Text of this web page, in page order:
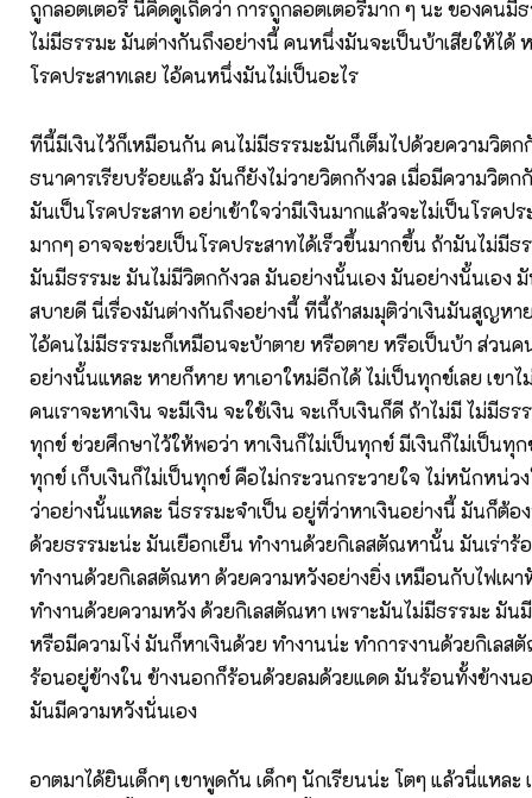
ถูกลอตเตอรี่ นี่คิดดูเถิดว่า การถูกลอตเตอรี่มาก ๆ นะ ของคนมี
ไม่มีธรรมะ มันต่างกันถึงอย่างนี้ คนหนึ่งมันจะเป็นบ้าเสียให้ได้
โรคประสาทเลย ไอ้คนหนึ่งมันไม่เป็นอะไร
ทีนี้มีเงินไว้ก็เหมือนกัน คนไม่มีธรรมะมันก็เต็มไปด้วยความวิตก
ธนาคารเรียบร้อยแล้ว มันก็ยังไม่วายวิตกกังวล เมื่อมีความวิตก
มันเป็นโรคประสาท อย่าเข้าใจว่ามีเงินมากแล้วจะไม่เป็นโรคปร
มากๆ อาจจะช่วยเป็นโรคประสาทได้เร็วขึ้นมากขึ้น ถ้ามันไม่มีธ
มันมีธรรมะ มันไม่มีวิตกกังวล มันอย่างนั้นเอง มันอย่างนั้นเอง
สบายดี นี่เรื่องมันต่างกันถึงอย่างนี้ ทีนี้ถ้าสมมุติว่าเงินมันสูญหา
ไอ้คนไม่มีธรรมะก็เหมือนจะบ้าตาย หรือตาย หรือเป็นบ้า ส่วน
อย่างนั้นแหละ หายก็หาย หาเอาใหม่อีกได้ ไม่เป็นทุกข์เลย เขาไ
คนเราจะหาเงิน จะมีเงิน จะใช้เงิน จะเก็บเงินก็ดี ถ้าไม่มี ไม่มีธร
ทุกข์ ช่วยศึกษาไว้ให้พอว่า หาเงินก็ไม่เป็นทุกข์ มีเงินก็ไม่เป็นทุก
ทุกข์ เก็บเงินก็ไม่เป็นทุกข์ คือไม่กระวนกระวายใจ ไม่หนักหน่ว
ว่าอย่างนั้นแหละ นี่ธรรมะจำเป็น อยู่ที่ว่าหาเงินอย่างนี้ มันก็ต้อ
ด้วยธรรมะน่ะ มันเยือกเย็น ทำงานด้วยกิเลสตัณหานั้น มันเร่าร้
ทำงานด้วยกิเลสตัณหา ด้วยความหวังอย่างยิ่ง เหมือนกับไฟเผ
ทำงานด้วยความหวัง ด้วยกิเลสตัณหา เพราะมันไม่มีธรรมะ มัน
หรือมีความโง่ มันก็หาเงินด้วย ทำงานน่ะ ทำการงานด้วยกิเลส
ร้อนอยู่ข้างใน ข้างนอกก็ร้อนด้วยลมด้วยแดด มันร้อนทั้งข้างนอ
มันมีความหวังนั่นเอง
อาตมาได้ยินเด็กๆ เขาพูดกัน เด็กๆ นักเรียนน่ะ โตๆ แล้วนี่แหละ